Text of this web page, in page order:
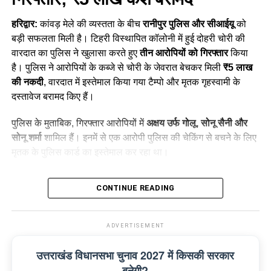
रहे हादसे
कांवड़ मेले को देखते हुए हरकी पैड़ी और आसपास के घाटों पर प्रशासन ने
सुरक्षा के व्यापक इंतजाम किए हैं। श्रद्धालुओं और कांवड़ियों से लगातार
अपील की जा रही है कि वे निर्धारित और सुरक्षित घाटों पर ही स्नान करें।
इसके साथ ही तेज बहाव वाले क्षेत्रों और प्रतिबंधित स्थानों पर जाने से
इसके बावजूद कई श्रद्धालु सुरक्षा के लिए लगाई गई रेलिंग को पार कर नदी
के ऐसे हिस्सों में पहुंच जाते हैं, जहां पानी की गहराई और बहाव का अंदाजा
हो सकती है।
हरिद्वार: कांवड़ मेले की व्यस्तता के बीचरानीपुर पुलिस और सीआईयूको
बड़ी सफलता मिली है। टिहरी विस्थापित कॉलोनी में हुई दोहरी चोरी की
वारदात का पुलिस ने खुलासा करते हुएतीन आरोपियों को गिरफ्तारकिया
है। पुलिस ने आरोपियों के कब्जे से चोरी के जेवरात बेचकर मिली ₹5 लाख
की नकदी, वारदात में इस्तेमाल किया गया टैम्पो और मृतक गृहस्वामी के
दस्तावेज बरामद किए हैं।
पुलिस के मुताबिक, गिरफ्तार आरोपियों मेंअक्षय उर्फ गोलू, सोनू सैनी और
सोनू शर्माशामिल हैं। इनमें से एक आरोपी पुलिस की चेकिंग से बचने के लिए
Table of Contents
Haridwar News: 3 शातिर चोर गिरफ्तार; ₹5 लाख कैश बरामद
CCTV फुटेज से पुलिस को मिला सुराग
CONTINUE READING
ADVERTISEMENT
उत्तराखंड विधानसभा चुनाव 2027 में किसकी सरकार